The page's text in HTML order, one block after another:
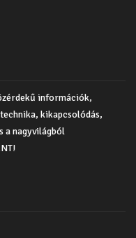
információk,
kikapcsolódás,
a nagyvilágból